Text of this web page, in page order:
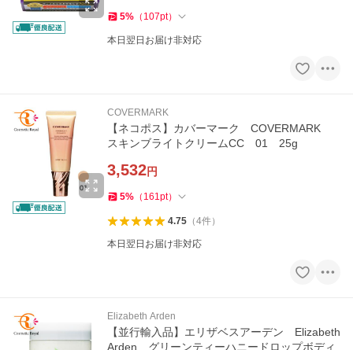
5% （ 107pt）
本日翌日お届け非対応
COVERMARK
【ネコポス】カバーマーク COVERMARK
スキンブライトクリームCC 01 25g
3,532円
5% （ 161pt）
4.75（4件）
本日翌日お届け非対応
Elizabeth Arden
【並行輸入品】エリザベスアーデン Elizabeth
Arden グリーンティーハニードロップボディ